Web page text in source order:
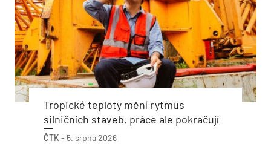
Tropické teploty mění rytmus
silničních staveb, práce ale pokračují
ČTK - 5. srpna 2026